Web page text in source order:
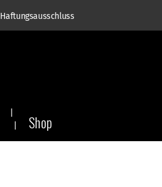
Haftungsausschluss
Shop